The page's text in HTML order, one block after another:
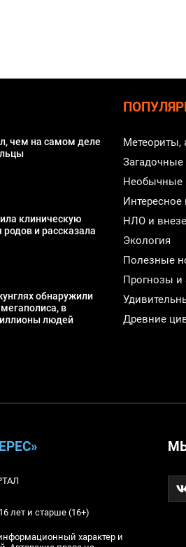
чем на самом деле
клиническую
и рассказала
обнаружили
в
людей
Метеориты,
Необычные
Интересное
НЛО и
Экология
Полезные
Прогнозы и
Древние
лет и старше (16+)
характер и